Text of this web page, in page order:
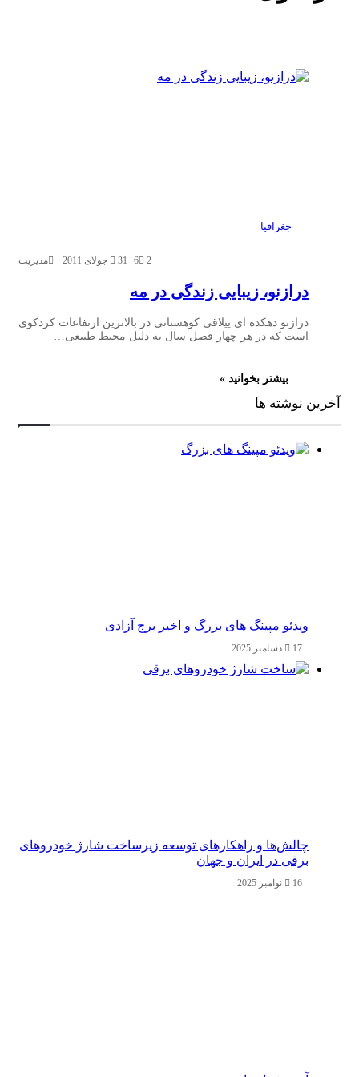
جغرافیا
مدیریت 31 جولای 2011 2
6
درازنو، زیبایی زندگی در مه
درازنو دهکده ای ییلاقی کوهستانی در بالاترین ارتفاعات کردکوی
است که در هر چهار فصل سال به دلیل محیط طبیعی…
بیشتر بخوانید »
آخرین نوشته ها
ویدئو مپینگ های بزرگ و اخیر برج آزادی
17 دسامبر 2025
چالش‌ها و راهکارهای توسعه زیرساخت شارژ خودروهای
برقی در ایران و جهان
16 نوامبر 2025